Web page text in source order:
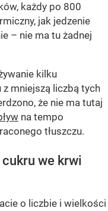
każdy po 800
jak jedzenie
– nie ma tu żadnej
kilku
mniejszą liczbą tych
że nie ma tutaj
na tempo
tłuszczu.
we krwi
o liczbie i wielkości